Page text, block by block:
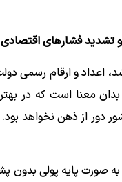
تشدید فشار‌های اقتصادی
دلار به صورت پایه